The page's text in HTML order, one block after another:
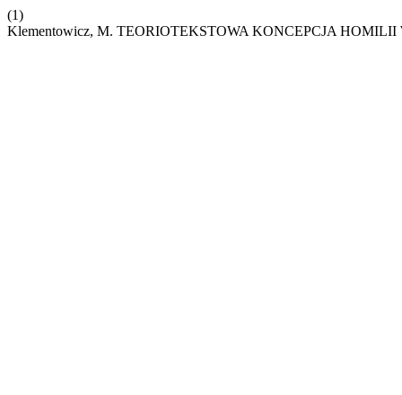
(1)
Klementowicz, M. TEORIOTEKSTOWA KONCEPCJA